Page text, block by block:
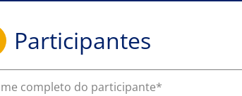
Participantes
completo do participante*